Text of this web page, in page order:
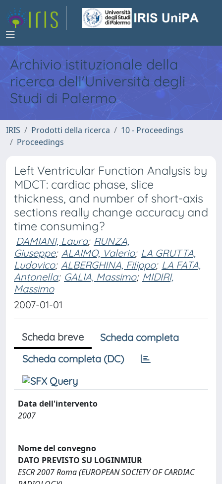
Archivio istituzionale della
ricerca dell'Università degli
Studi di Palermo
IRIS Prodotti della ricerca
10 - Proceedings
Proceedings
Left Ventricular Function Analysis by
MDCT: cardiac phase, slice
thickness, and number of short-axis
sections really change accuracy and
time consuming?
DAMIANI, Laura; RUNZA,
Giuseppe; ALAIMO, Valerio; LA GRUTTA,
Ludovico; ALBERGHINA, Filippo; LA FATA,
Antonella; GALIA, Massimo; MIDIRI,
Massimo
2007-01-01
Scheda breve
Scheda completa
Scheda completa (DC)
Data dell'intervento
2007
Nome del convegno
DATO PREVISTO SU LOGINMIUR
ESCR 2007 Roma (EUROPEAN SOCIETY OF CARDIAC